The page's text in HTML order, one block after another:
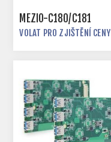
MEZIO-C180/C181
VOLAT PRO ZJIŠTĚNÍ CENY